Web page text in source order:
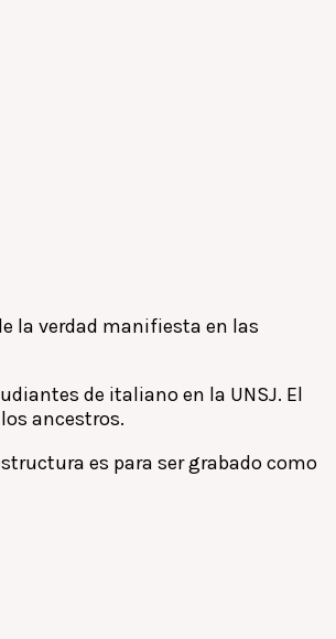
la verdad manifiesta en las
de italiano en la UNSJ. El
ancestros.
es para ser grabado como